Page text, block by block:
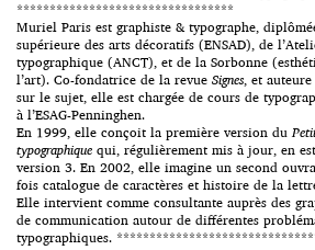
*********************************
Muriel Paris est graphiste & typographe,
supérieure des arts décoratifs (ENSAD), de
typographique (ANCT), et de la Sorbonne
l’art). Co-fondatrice de la revue Signes, et
sur le sujet, elle est chargée de cours de
à l’ESAG-Penninghen.
En 1999, elle conçoit la première version du
typographique qui, régulièrement mis à jour, en
version 3. En 2002, elle imagine un second
fois catalogue de caractères et histoire de la
Elle intervient comme consultante auprès des
de communication autour de différentes
typographiques.